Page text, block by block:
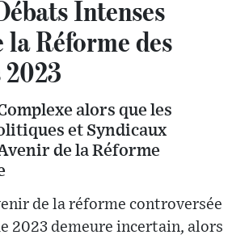
Intenses
Réforme des
alors que les
et Syndicaux
de la Réforme
de la réforme controversée
2023 demeure incertain, alors